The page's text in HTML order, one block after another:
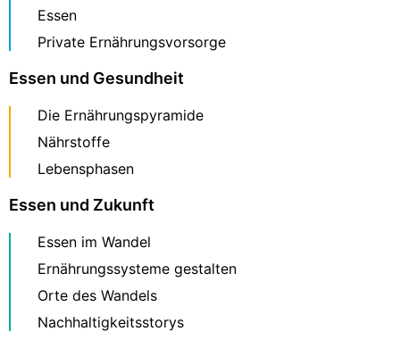
Essen
Private Ernährungsvorsorge
Essen und Gesundheit
Die Ernährungspyramide
Nährstoffe
Lebensphasen
Essen und Zukunft
Essen im Wandel
Ernährungssysteme gestalten
Orte des Wandels
Nachhaltigkeitsstorys